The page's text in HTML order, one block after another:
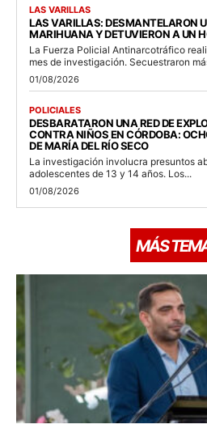
LAS VARILLAS
LAS VARILLAS: DESMANTELARON
MARIHUANA Y DETUVIERON A UN
La Fuerza Policial Antinarcotráfico
mes de investigación. Secuestraron
01/08/2026
POLICIALES
DESBARATARON UNA RED DE
CONTRA NIÑOS EN CÓRDOBA:
DE MARÍA DEL RÍO SECO
La investigación involucra presuntos
adolescentes de 13 y 14 años. Los...
01/08/2026
MÁS